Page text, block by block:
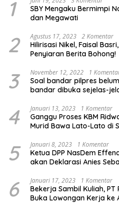
1
SBY Mengaku Bermimpi
dan Megawati
2 Agustus 17, 2023 2 Komentar
Hilirisasi Nikel, Faisal
Penyiaran Berita Bohong!
3 November 12, 2022 1
Soal bandar pilpres
bandar dibuka sejelas-
4 Januari 13, 2023 1 Komentar
Ganggu Proses KBM
Murid Bawa Lato-Lato di
5 Januari 8, 2023 1 Komentar
Ketua DPP NasDem
akan Deklarasi Anies
6 Januari 17, 2023 1 Komentar
Bekerja Sambil Kuliah,
Buka Lowongan Kerja ke